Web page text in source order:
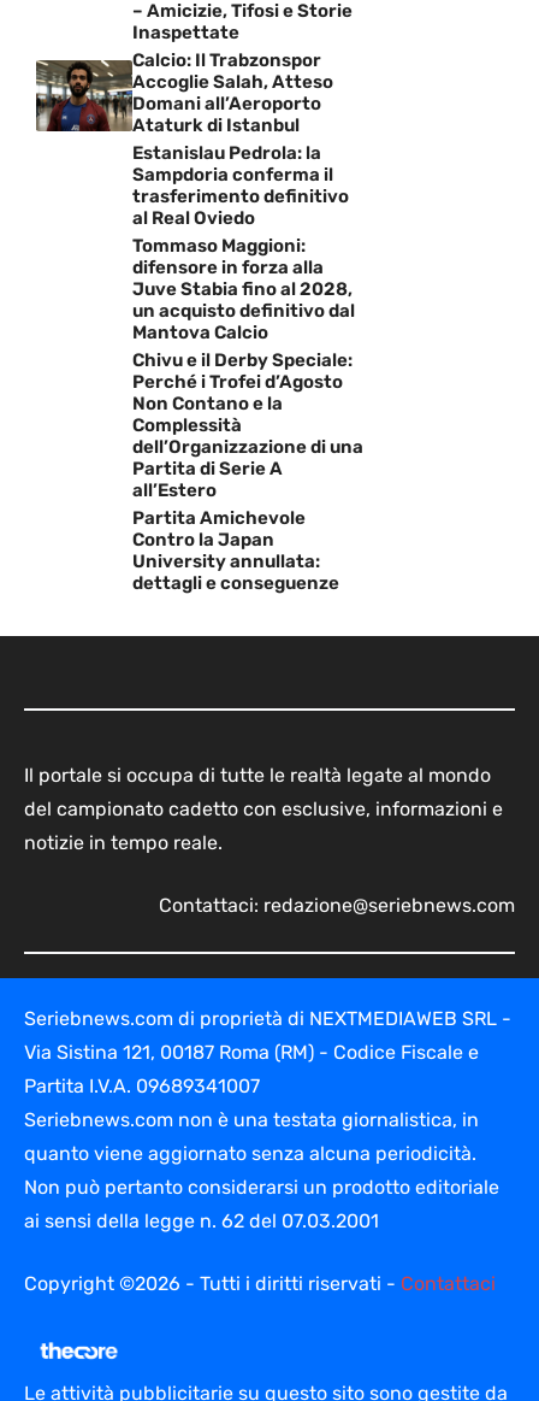
– Amicizie, Tifosi e Storie
Inaspettate
Calcio: Il Trabzonspor
Accoglie Salah, Atteso
Domani all’Aeroporto
Ataturk di Istanbul
Estanislau Pedrola: la
Sampdoria conferma il
trasferimento definitivo
al Real Oviedo
Tommaso Maggioni:
difensore in forza alla
Juve Stabia fino al 2028,
un acquisto definitivo dal
Mantova Calcio
Chivu e il Derby Speciale:
Perché i Trofei d’Agosto
Non Contano e la
Complessità
dell’Organizzazione di una
Partita di Serie A
all’Estero
Partita Amichevole
Contro la Japan
University annullata:
dettagli e conseguenze
Il portale si occupa di tutte le realtà legate al mondo
del campionato cadetto con esclusive, informazioni e
notizie in tempo reale.
Contattaci: redazione@seriebnews.com
Seriebnews.com di proprietà di NEXTMEDIAWEB SRL -
Via Sistina 121, 00187 Roma (RM) - Codice Fiscale e
Partita I.V.A. 09689341007
Seriebnews.com non è una testata giornalistica, in
quanto viene aggiornato senza alcuna periodicità.
Non può pertanto considerarsi un prodotto editoriale
ai sensi della legge n. 62 del 07.03.2001
Copyright ©2026 - Tutti i diritti riservati - Contattaci
Le attività pubblicitarie su questo sito sono gestite da